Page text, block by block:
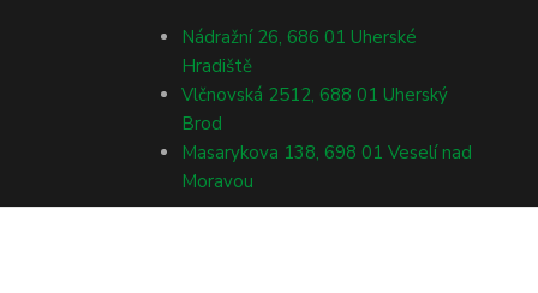
Nádražní 26, 686 01 Uherské
Hradiště
Vlčnovská 2512, 688 01 Uherský
Brod
Masarykova 138, 698 01 Veselí nad
Moravou